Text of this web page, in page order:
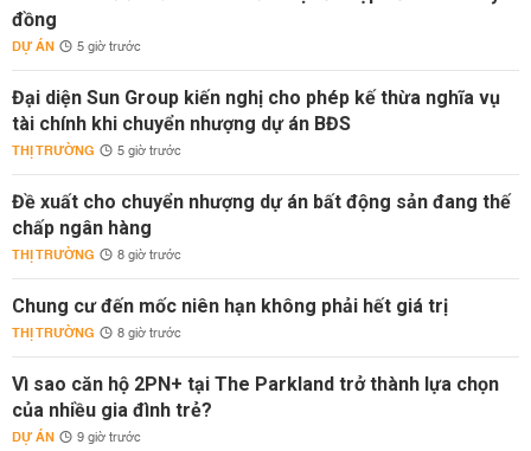
đồng
DỰ ÁN 5 giờ trước
Đại diện Sun Group kiến nghị cho phép kế thừa nghĩa vụ
tài chính khi chuyển nhượng dự án BĐS
THỊ TRƯỜNG 5 giờ trước
Đề xuất cho chuyển nhượng dự án bất động sản đang thế
chấp ngân hàng
THỊ TRƯỜNG 8 giờ trước
Chung cư đến mốc niên hạn không phải hết giá trị
THỊ TRƯỜNG 8 giờ trước
Vì sao căn hộ 2PN+ tại The Parkland trở thành lựa chọn
của nhiều gia đình trẻ?
DỰ ÁN 9 giờ trước